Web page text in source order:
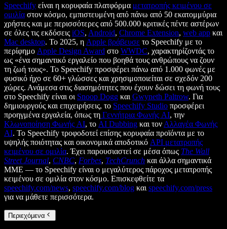
Speechify είναι η κορυφαία πλατφόρμα μετατροπής κειμένου σε
ομιλία στον κόσμο, εμπιστευμένη από πάνω από 50 εκατομμύρια
χρήστες και με περισσότερες από 500.000 κριτικές πέντε αστέρων
σε όλες τις εκδόσεις iOS, Android, Chrome Extension, web app και
Mac desktop. Το 2025, η Apple βράβευσε το Speechify με το
περίφημο Apple Design Award στο WWDC, χαρακτηρίζοντάς το
ως «ένα σημαντικό εργαλείο που βοηθά τους ανθρώπους να ζουν
τη ζωή τους». Το Speechify προσφέρει πάνω από 1.000 φωνές με
φυσικό ήχο σε 60+ γλώσσες και χρησιμοποιείται σε σχεδόν 200
χώρες. Ανάμεσα στις διασημότητες που έχουν δώσει τη φωνή τους
στο Speechify είναι οι Snoop Dogg και Gwyneth Paltrow. Για
δημιουργούς και επιχειρήσεις, το Speechify Studio προσφέρει
προηγμένα εργαλεία, όπως τη Γεννήτρια Φωνής AI, την
Κλωνοποίηση Φωνής AI, το AI Dubbing και τον Αλλαγέα Φωνής
AI. Το Speechify τροφοδοτεί επίσης κορυφαία προϊόντα με το
υψηλής ποιότητας και οικονομικά αποδοτικό API μετατροπής
κειμένου σε ομιλία. Έχει παρουσιαστεί σε μέσα όπως The Wall
Street Journal, CNBC, Forbes, TechCrunch και άλλα σημαντικά
ΜΜΕ — το Speechify είναι ο μεγαλύτερος πάροχος μετατροπής
κειμένου σε ομιλία στον κόσμο. Επισκεφθείτε τα
speechify.com/news, speechify.com/blog και speechify.com/press
για να μάθετε περισσότερα.
Περιεχόμενα